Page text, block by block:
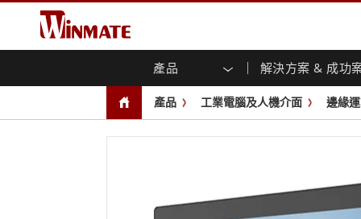
產品 解決方案 & 成功
企業移動通訊電腦
強固觸控筆記型電腦
強固型平板控制器
Android系統強固型平板電腦
超強固型平板電腦
工業
多點
面板
前面
強固型機器人控制器
人工
農業機械解決方案
交通
智
自助服務亭解決方案
政府
關於融程 投資
保證聲明
下載
行銷入口網站
文件
最新產品
新聞
展會活動
產品 工業電腦及人機介面 邊緣